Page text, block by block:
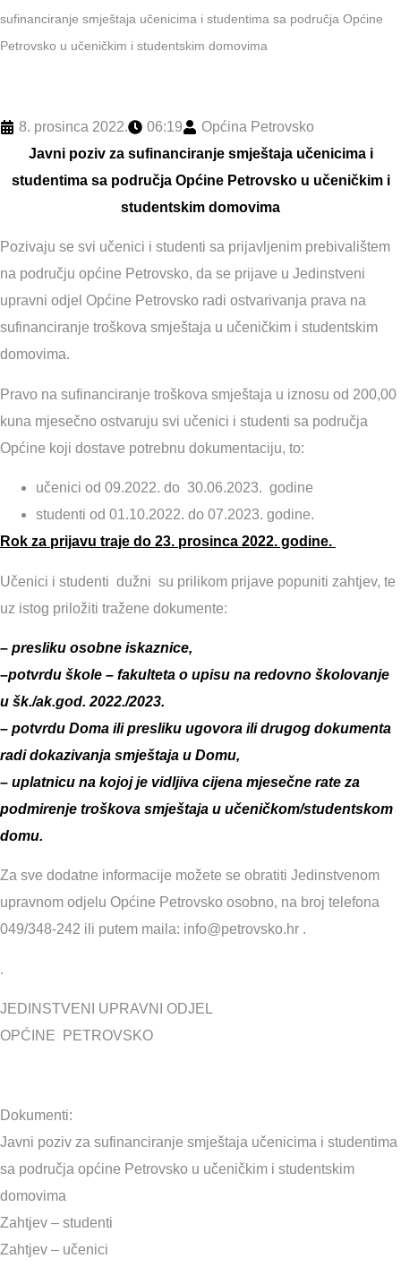
sufinanciranje smještaja učenicima i studentima sa područja Općine
Petrovsko u učeničkim i studentskim domovima
8. prosinca 2022. 06:19
Općina Petrovsko
Javni poziv za sufinanciranje smještaja učenicima i
studentima sa područja Općine Petrovsko u učeničkim i
studentskim domovima
Pozivaju se svi učenici i studenti sa prijavljenim prebivalištem
na području općine Petrovsko, da se prijave u Jedinstveni
upravni odjel Općine Petrovsko radi ostvarivanja prava na
sufinanciranje troškova smještaja u učeničkim i studentskim
domovima.
Pravo na sufinanciranje troškova smještaja u iznosu od 200,00
kuna mjesečno ostvaruju svi učenici i studenti sa područja
Općine koji dostave potrebnu dokumentaciju, to:
učenici od 09.2022. do 30.06.2023. godine
studenti od 01.10.2022. do 07.2023. godine.
Rok za prijavu traje do 23. prosinca 2022. godine.
Učenici i studenti dužni su prilikom prijave popuniti zahtjev, te
uz istog priložiti tražene dokumente:
– presliku osobne iskaznice,
–potvrdu škole – fakulteta o upisu na redovno školovanje
u šk./ak.god. 2022./2023.
– potvrdu Doma ili presliku ugovora ili drugog dokumenta
radi dokazivanja smještaja u Domu,
– uplatnicu na kojoj je vidljiva cijena mjesečne rate za
podmirenje troškova smještaja u učeničkom/studentskom
domu.
Za sve dodatne informacije možete se obratiti Jedinstvenom
upravnom odjelu Općine Petrovsko osobno, na broj telefona
049/348-242 ili putem maila: info@petrovsko.hr .
.
JEDINSTVENI UPRAVNI ODJEL
OPĆINE PETROVSKO
Dokumenti:
Javni poziv za sufinanciranje smještaja učenicima i studentima
sa područja općine Petrovsko u učeničkim i studentskim
domovima
Zahtjev – studenti
Zahtjev – učenici